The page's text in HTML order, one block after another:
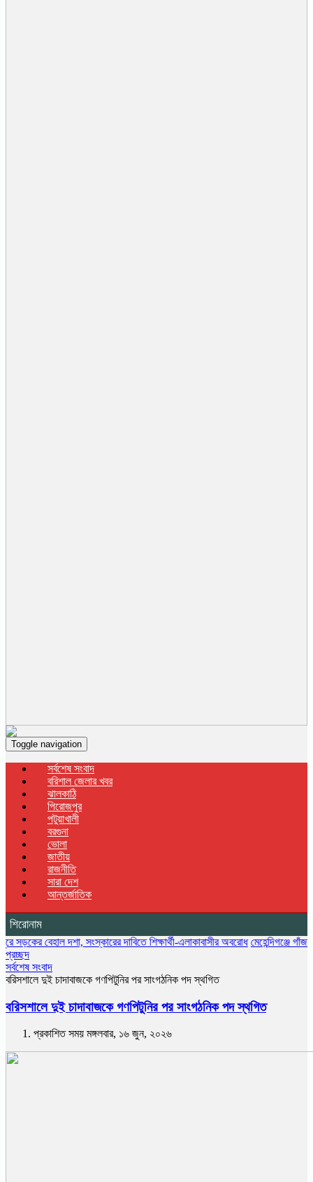
Toggle navigation
সর্বশেষ সংবাদ
বরিশাল জেলার খবর
ঝালকাঠি
পিরোজপুর
পটুয়াখালী
বরগুনা
ভোলা
জাতীয়
রাজনীতি
সারা দেশ
আন্তর্জাতিক
শিরোনাম
দশা, সংস্কারের দাবিতে শিক্ষার্থী-এলাকাবাসীর অবরোধ মেহেন্দিগঞ্জে গাঁজা গাছসহ
প্রচ্ছদ
সর্বশেষ সংবাদ
বরিসশালে দুই চাদাবাজকে গণপিটুনির পর সাংগঠনিক পদ স্থগিত
বরিসশালে দুই চাদাবাজকে গণপিটুনির পর সাংগঠনিক পদ স্থগিত
প্রকাশিত সময় মঙ্গলবার, ১৬ জুন, ২০২৬